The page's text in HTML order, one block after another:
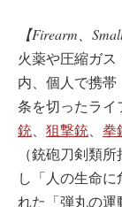
【Firearm、
火薬や圧縮ガ
内、個人で携
条を切ったライ
銃
狙撃銃 拳
（銃砲刀剣類
し「人の生命
れた「弾丸の